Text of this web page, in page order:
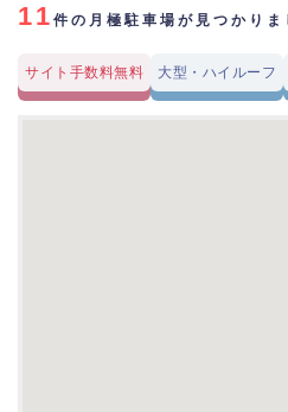
11 件の月極駐車場が見つかりま
サイト手数料無料 大型・ハイルーフ